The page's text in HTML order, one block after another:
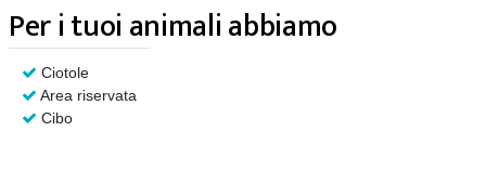
Per i tuoi animali abbiamo
Ciotole
Area riservata
Cibo